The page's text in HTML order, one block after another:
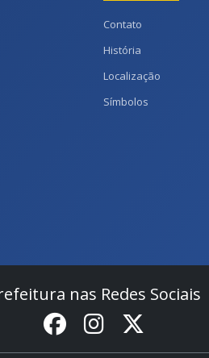
Contato
História
Localização
Símbolos
nas Redes Sociais